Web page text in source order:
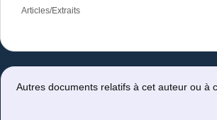
Articles/Extraits
Autres documents relatifs à cet auteur ou à